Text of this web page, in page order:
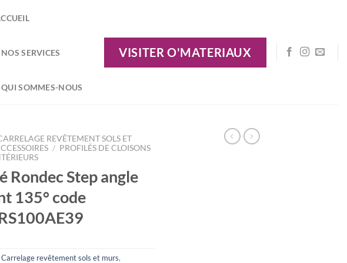
NOS SERVICES
QUI SOMMES-NOUS
VISITER O'MATERIAUX
REVÊTEMENT SOLS ET
/ PROFILÉS DE CLOISONS
Rondec Step angle
135° code
Carrelage revêtement sols et murs,